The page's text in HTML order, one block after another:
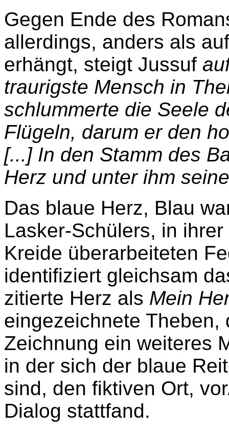
Gegen Ende des
allerdings, anders als
erhängt, steigt Jussuf
traurigste Mensch in
schlummerte die Seele
Flügeln, darum er den
[...] In den Stamm des
Herz und unter ihm
Das blaue Herz, Blau
Lasker-Schülers, in
Kreide überarbeiteten
identifiziert gleichsam
zitierte Herz als Mein
eingezeichnete
Zeichnung ein weiteres
in der sich der blaue
sind, den fiktiven Ort,
Dialog stattfand.